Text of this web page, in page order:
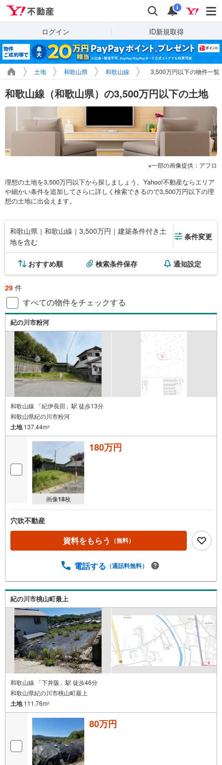
検索 通知
i
ログイン ID新規取得
土地 和歌山県 和歌山線 3,500万円以下の物件一覧
和歌山線（和歌山県）の3,500万円以下の土地
一部の画像提供：アフロ
理想の土地を3,500万円以下から探しましょう。Yahoo!不動産ならエリア
や細かい条件を追加してさらに詳しく検索できるので3,500万円以下の理
想の土地に出会えます。
和歌山県｜和歌山線｜3,500万円｜建築条件付き土
地を含む
条件変更
おすすめ順 検索条件保存 通知設定
29 件
すべての物件をチェックする
紀の川市粉河
和歌山線 「紀伊長田」駅 徒歩13分
和歌山県紀の川市粉河
土地137.44m2
画像18枚
180万円
穴吹不動産
資料をもらう （無料）
電話する （通話料無料）
紀の川市桃山町最上
和歌山線 「下井阪」駅 徒歩46分
和歌山県紀の川市桃山町最上
土地111.76m2
80万円